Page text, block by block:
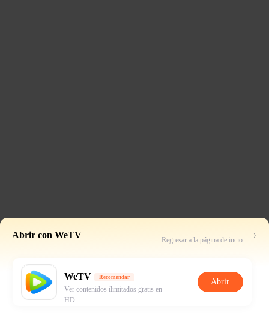
Abrir con WeTV Regresar a la página de incio
WeTV Recomendar
Ver contenidos ilimitados gratis en
HD
Abrir